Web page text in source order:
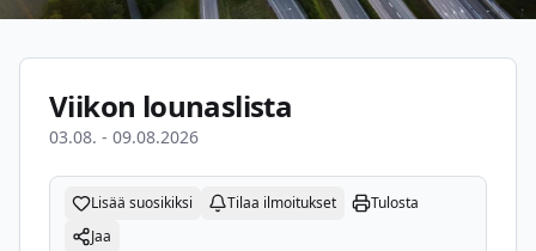
Viikon lounaslista
03.08. - 09.08.2026
Lisää suosikiksi Tilaa ilmoitukset
Tulosta
Jaa